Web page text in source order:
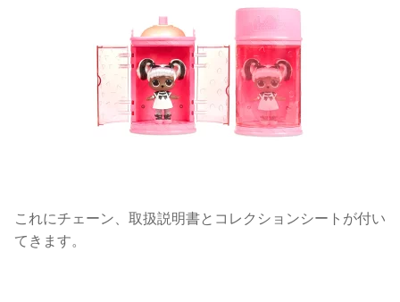
これにチェーン、取扱説明書とコレクションシートが付い
てきます。